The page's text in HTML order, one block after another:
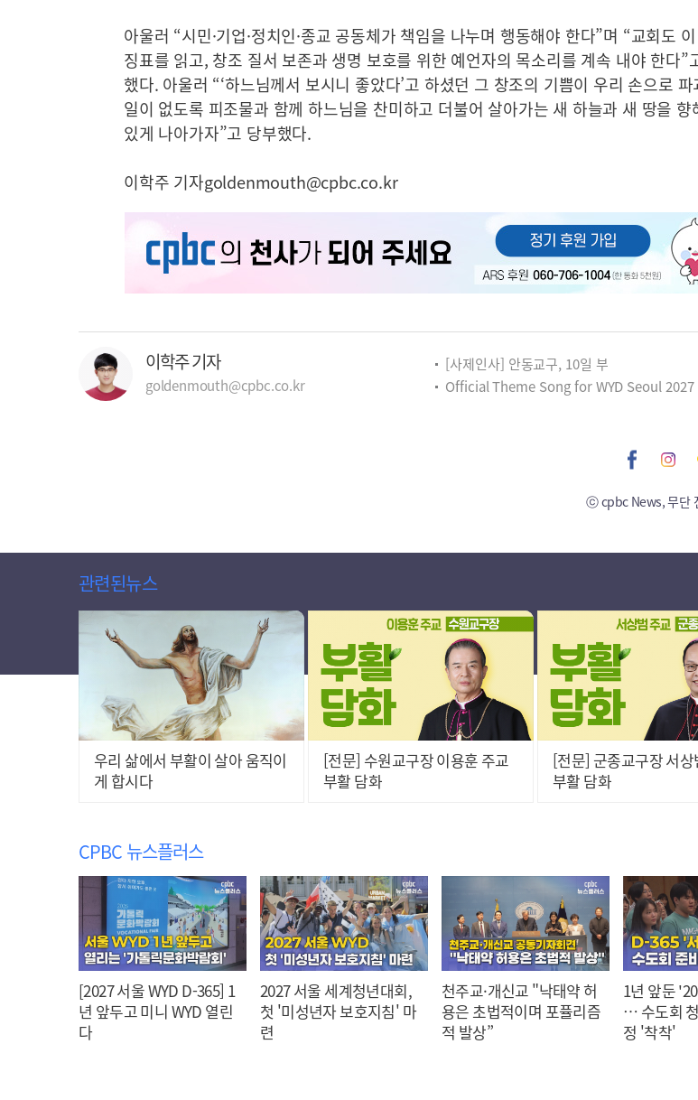
아울러 “시민·기업·정치인·종교 공동체가 책임을 나누며 행동해야 한다”며 “교회도
징표를 읽고, 창조 질서 보존과 생명 보호를 위한 예언자의 목소리를 계속 내야 한다”
했다. 아울러 “‘하느님께서 보시니 좋았다’고 하셨던 그 창조의 기쁨이 우리 손으로 파
일이 없도록 피조물과 함께 하느님을 찬미하고 더불어 살아가는 새 하늘과 새 땅을 향
있게 나아가자”고 당부했다.
이학주 기자goldenmouth@cpbc.co.kr
이학주 기자
goldenmouth@cpbc.co.kr
[사제인사] 안동교구, 10일 부
Official Theme Song for WYD Seoul 2027 Released Ahead of
ⓒ cpbc News, 무단
관련된뉴스
우리 삶에서 부활이 살아 움직이
게 합시다
[전문] 수원교구장 이용훈 주교
부활 담화
[전문] 군종교구장 서상
부활 담화
CPBC 뉴스플러스
[2027 서울 WYD D-365] 1
년 앞두고 미니 WYD 열린
다
2027 서울 세계청년대회,
첫 '미성년자 보호지침' 마
련
천주교·개신교 "낙태약 허
용은 초법적이며 포퓰리즘
적 발상”
1년 앞둔 '2027 서울 WYD'
… 수도회
정 '착착'